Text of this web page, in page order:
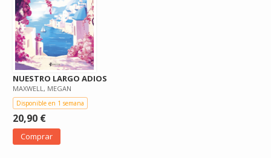
NUESTRO LARGO ADIOS
MAXWELL, MEGAN
Disponible en 1 semana
20,90 €
Comprar